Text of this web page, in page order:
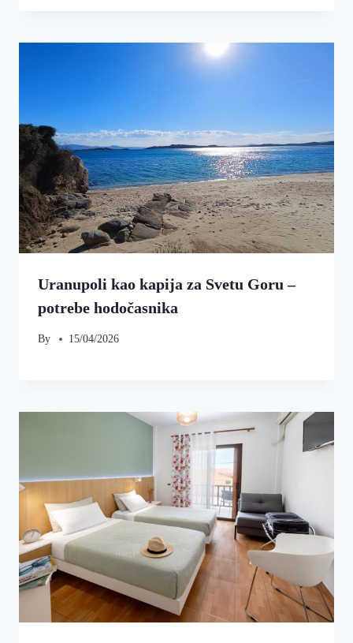
Uranupoli kao kapija za Svetu Goru –
potrebe hodočasnika
By 15/04/2026